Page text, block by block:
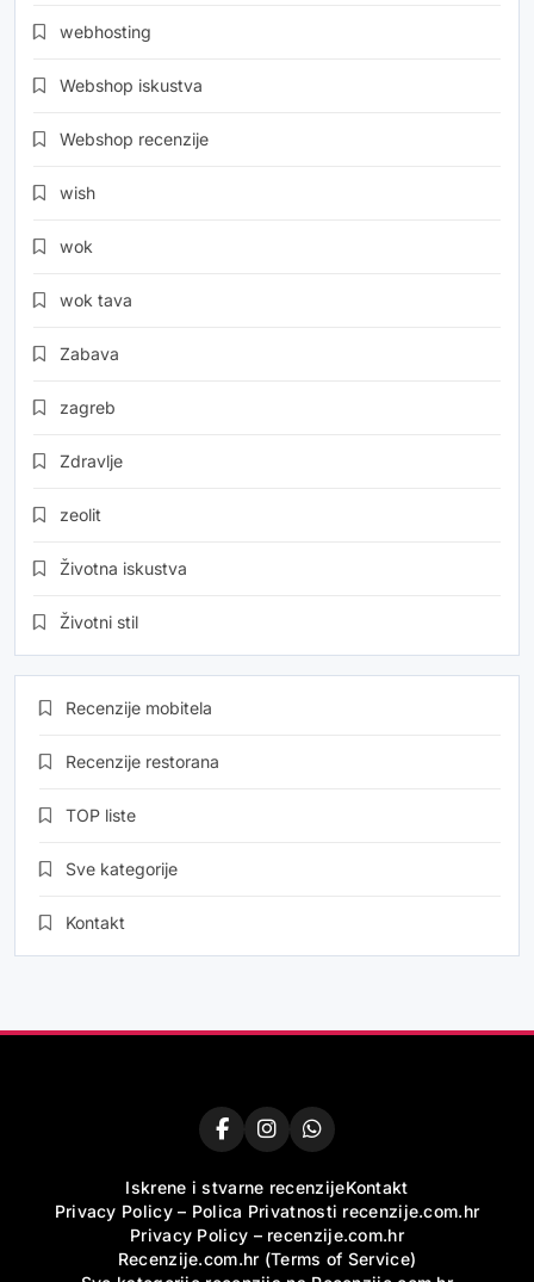
webhosting
Webshop iskustva
Webshop recenzije
wish
wok
wok tava
Zabava
zagreb
Zdravlje
zeolit
Životna iskustva
Životni stil
Recenzije mobitela
Recenzije restorana
TOP liste
Sve kategorije
Kontakt
Iskrene i stvarne recenzijeKontakt
Privacy Policy – Polica Privatnosti recenzije.com.hr
Privacy Policy – recenzije.com.hr
Recenzije.com.hr (Terms of Service)